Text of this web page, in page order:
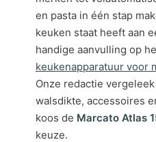
en pasta in één stap
keuken staat heeft aan
handige aanvulling op
keukenapparatuur voor
Onze redactie
walsdikte, accessoires
koos de Marcato Atlas
keuze.